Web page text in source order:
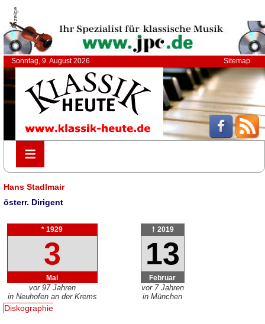
Anzeige
Sonntag, 9. August 2026 Sitemap
≡
≡
Hans Stadlmair
österr. Dirigent
* 1929
3
Mai
vor 97 Jahren
in Neuhofen an der Krems
† 2019
13
Februar
vor 7 Jahren
in München
Diskographie